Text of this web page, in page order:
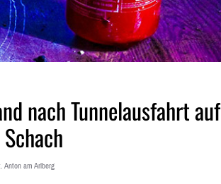
nach Tunnelausfahrt auf
Anton am Arlberg